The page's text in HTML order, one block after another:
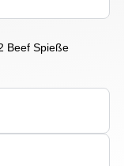
Beef Spieße